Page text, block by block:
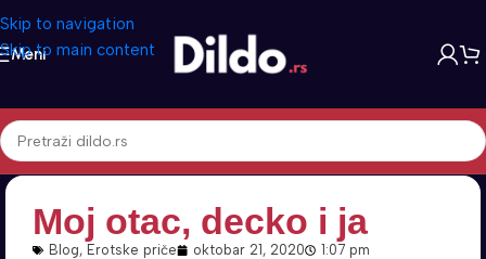
Skip to navigation
Skip to main content
Meni
Moj otac, decko i ja
Blog, Erotske priče oktobar 21, 2020 1:07 pm